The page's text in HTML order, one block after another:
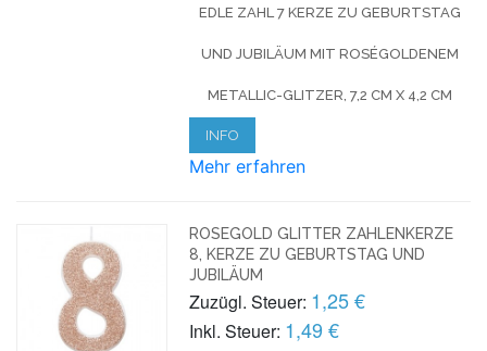
EDLE ZAHL 7 KERZE ZU GEBURTSTAG
UND JUBILÄUM MIT ROSÉGOLDENEM
METALLIC-GLITZER, 7,2 CM X 4,2 CM
INFO
Mehr erfahren
ROSEGOLD GLITTER ZAHLENKERZE
8, KERZE ZU GEBURTSTAG UND
JUBILÄUM
Zuzügl. Steuer: 1,25 €
Inkl. Steuer: 1,49 €